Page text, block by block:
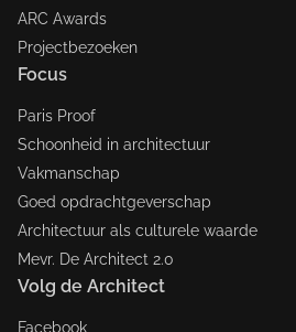
ARC Awards
Projectbezoeken
Focus
Paris Proof
Schoonheid in architectuur
Vakmanschap
Goed opdrachtgeverschap
Architectuur als culturele waarde
Mevr. De Architect 2.0
Volg de Architect
Facebook